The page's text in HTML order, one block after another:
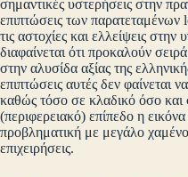
σημαντικές υστερήσεις στην
επιπτώσεις των
τις αστοχίες και ελλείψεις στην
διαφαίνεται ότι προκαλούν
στην αλυσίδα αξίας της
επιπτώσεις αυτές δεν φαίνεται
καθώς τόσο σε κλαδικό όσο και
(περιφερειακό) επίπεδο η εικόνα
προβληματική με μεγάλο χαμένο
επιχειρήσεις.